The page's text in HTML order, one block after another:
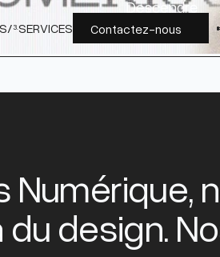
/3.SERVICES Contactez-nous
Descendre
Numérique,
design.